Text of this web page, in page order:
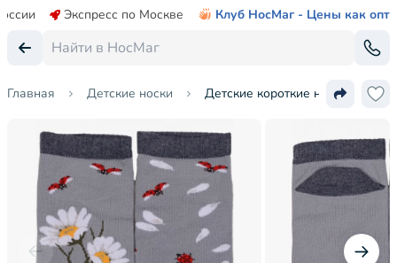
Экспресс по Москве Клуб НосМаг - Цены как опт
Главная Детские носки Детские короткие носки